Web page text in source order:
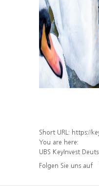
Short URL: https://keyinvest-
You are here:
UBS KeyInvest
Folgen Sie uns auf